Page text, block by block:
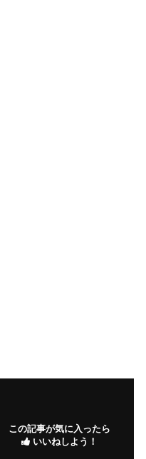
この記事が気に入ったら
いいねしよう！